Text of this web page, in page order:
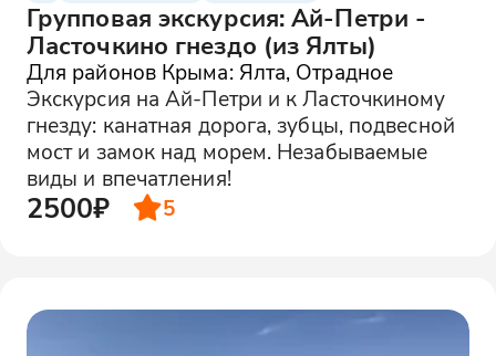
Групповая экскурсия: Ай-Петри -
Ласточкино гнездо (из Ялты)
Для районов Крыма: Ялта, Отрадное
Экскурсия на Ай-Петри и к Ласточкиному
гнезду: канатная дорога, зубцы, подвесной
мост и замок над морем. Незабываемые
виды и впечатления!
2500₽ 5